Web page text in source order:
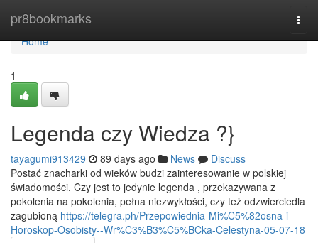
pr8bookmarks
Home
Home
1
Legenda czy Wiedza ?}
tayagumi913429 89 days ago News
Discuss
Postać znacharki od wieków budzi zainteresowanie w polskiej
świadomości. Czy jest to jedynie legenda , przekazywana z
pokolenia na pokolenia, pełna niezwykłości, czy też odzwierciedla
zagubioną https://telegra.ph/Przepowiednia-Mi%C5%82osna-i-
Horoskop-Osobisty--Wr%C3%B3%C5%BCka-Celestyna-05-07-18